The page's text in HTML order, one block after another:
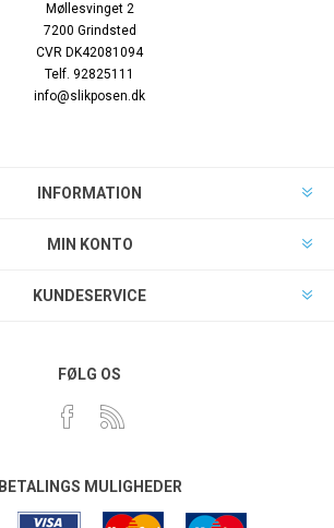
Møllesvinget 2
7200 Grindsted
CVR DK42081094
Telf. 92825111
info@slikposen.dk
INFORMATION
MIN KONTO
KUNDESERVICE
FØLG OS
BETALINGS MULIGHEDER